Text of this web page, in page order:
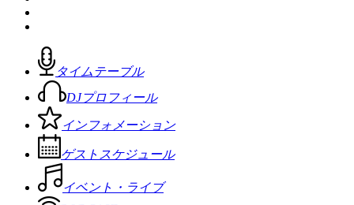
タイムテーブル
DJプロフィール
インフォメーション
ゲストスケジュール
イベント・ライブ